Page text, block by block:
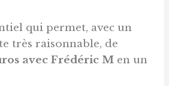
qui permet, avec un
très raisonnable, de
avec Frédéric M en un